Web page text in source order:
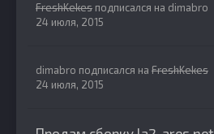
FreshKekes подписался на dimabro
24 июля, 2015
dimabro подписался на FreshKekes
24 июля, 2015